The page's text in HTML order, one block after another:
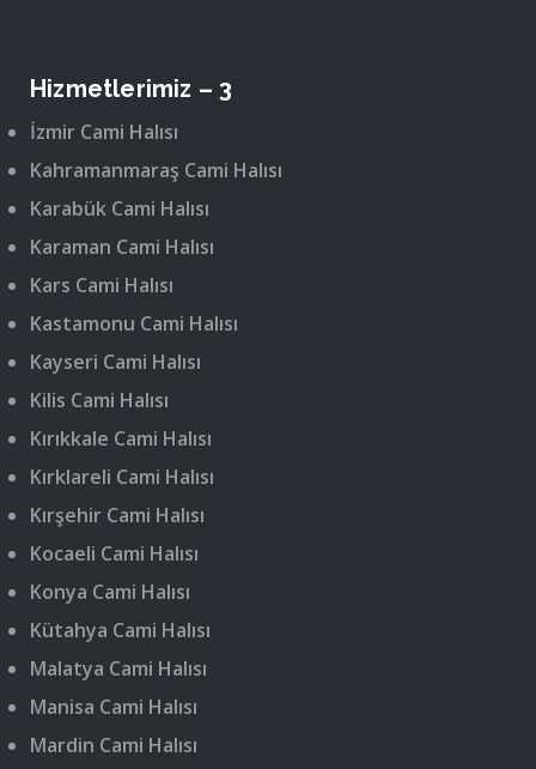
Hizmetlerimiz – 3
İzmir Cami Halısı
Kahramanmaraş Cami Halısı
Karabük Cami Halısı
Karaman Cami Halısı
Kars Cami Halısı
Kastamonu Cami Halısı
Kayseri Cami Halısı
Kilis Cami Halısı
Kırıkkale Cami Halısı
Kırklareli Cami Halısı
Kırşehir Cami Halısı
Kocaeli Cami Halısı
Konya Cami Halısı
Kütahya Cami Halısı
Malatya Cami Halısı
Manisa Cami Halısı
Mardin Cami Halısı